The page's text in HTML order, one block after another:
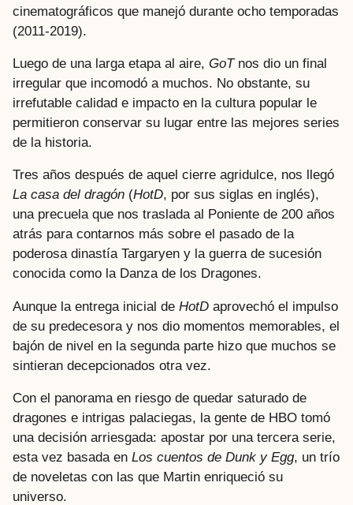
cinematográficos que manejó durante ocho temporadas
(2011-2019).
Luego de una larga etapa al aire, GoTnos dio un final
irregular que incomodó a muchos. No obstante, su
irrefutable calidad e impacto en la cultura popular le
permitieron conservar su lugar entre las mejores series
de la historia.
Tres años después de aquel cierre agridulce, nos llegó
La casa del dragón (HotD, por sus siglas en inglés),
una precuela que nos traslada al Poniente de 200 años
atrás para contarnos más sobre el pasado de la
poderosa dinastía Targaryen y la guerra de sucesión
conocida como la Danza de los Dragones.
Aunque la entrega inicial de HotD aprovechó el impulso
de su predecesora y nos dio momentos memorables, el
bajón de nivel en la segunda parte hizo que muchos se
sintieran decepcionados otra vez.
Con el panorama en riesgo de quedar saturado de
dragones e intrigas palaciegas, la gente de HBO tomó
una decisión arriesgada: apostar por una tercera serie,
esta vez basada en Los cuentos de Dunk y Egg, un trío
de noveletas con las que Martin enriqueció su
universo.